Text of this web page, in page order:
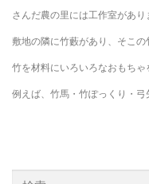
さんだ農の里には工作室があり
敷地の隣に竹藪があり、そこの
竹を材料にいろいろなおもちゃ
例えば、竹馬・竹ぽっくり・